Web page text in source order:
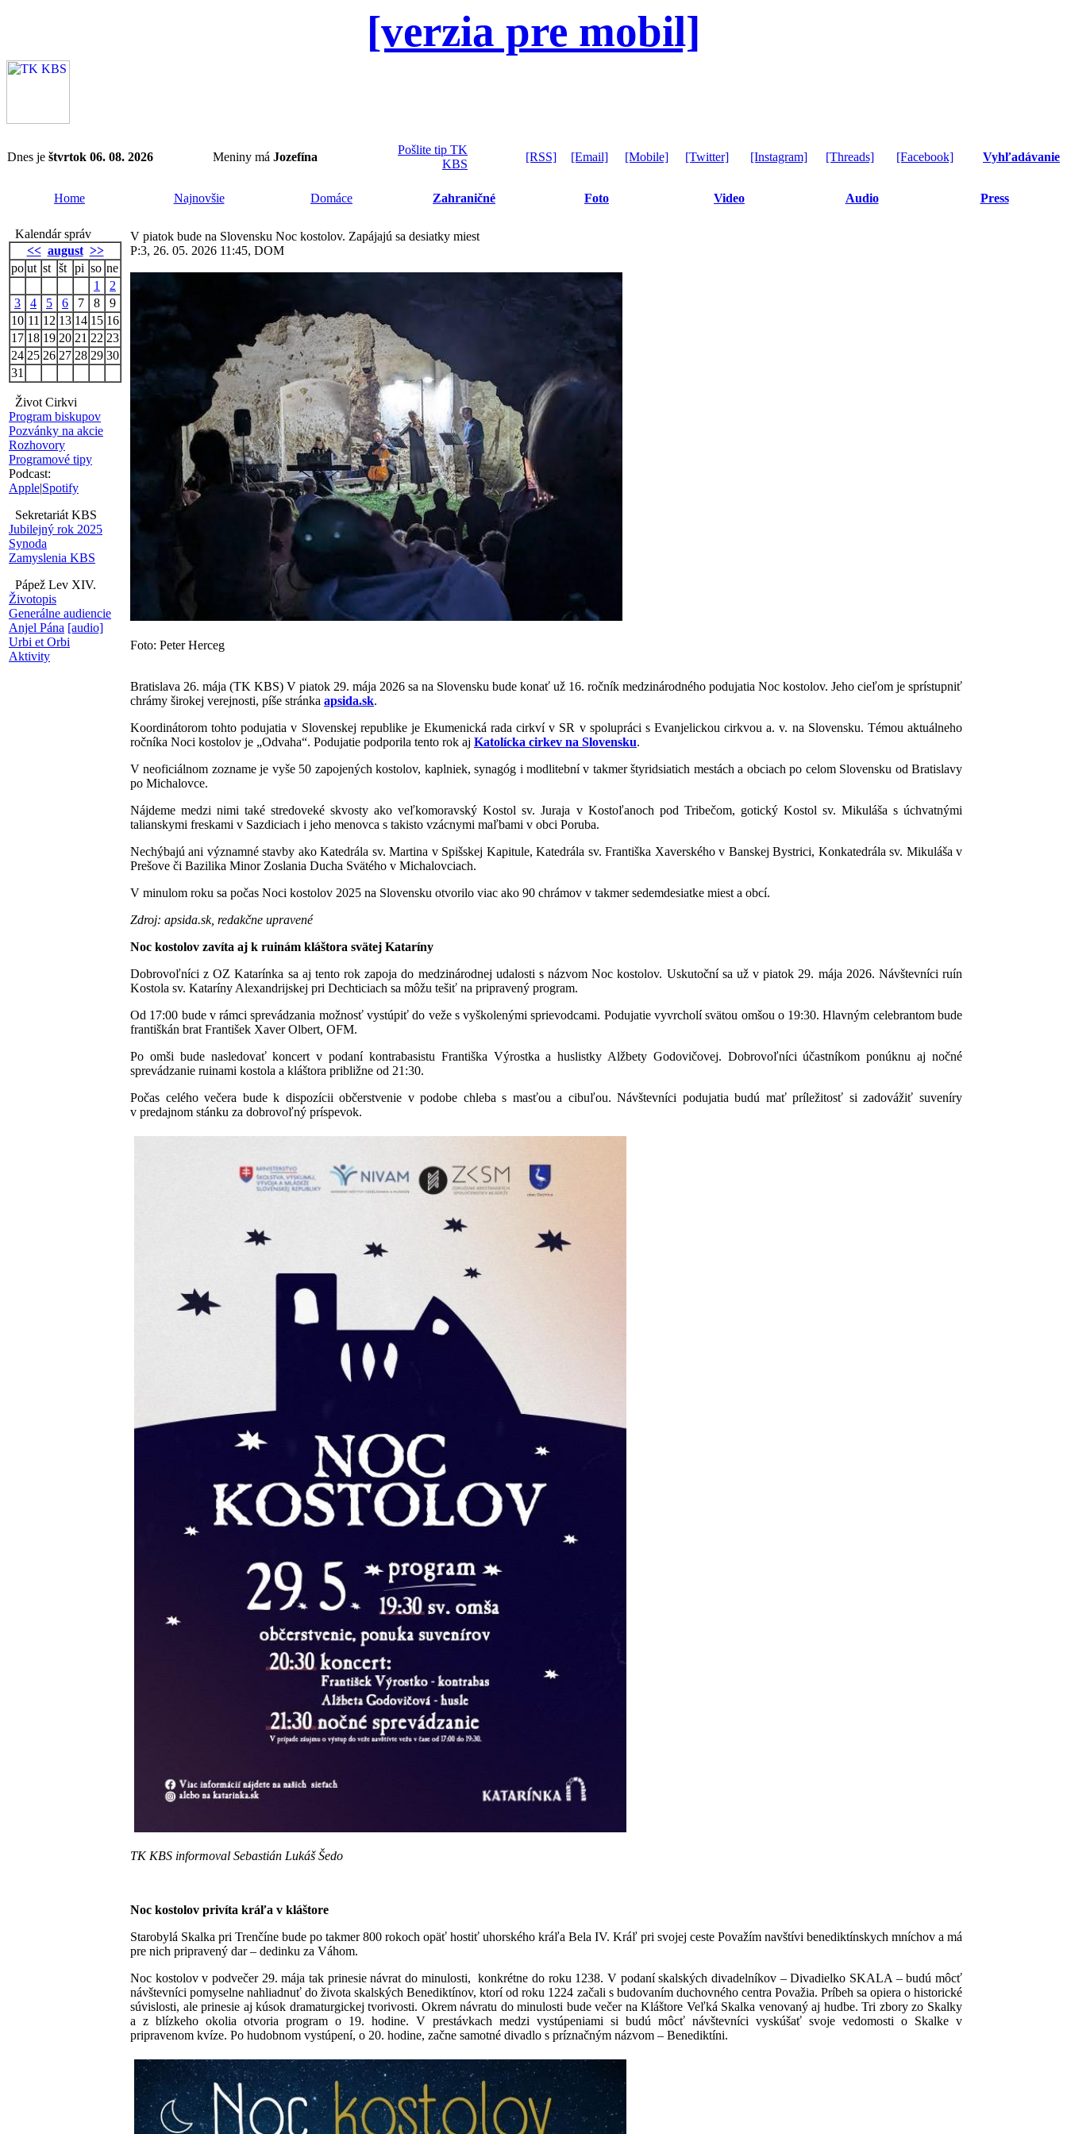
[verzia pre mobil]
Dnes je štvrtok 06. 08. 2026 Meniny má Jozefína
Pošlite tip TK
KBS
[RSS] [Email] [Mobile] [Twitter] [Instagram] [Threads] [Facebook] Vyhľadávanie
Home Najnovšie Domáce Zahraničné Foto Video Audio Press
Kalendár správ
<< august >>
po ut st št pi so ne
1
2
3
4 5 6 7 8
9
10 11 12 13 14 15 16
17 18 19 20 21 22 23
24 25 26 27 28 29 30
31
Život Cirkvi
Program biskupov
Pozvánky na akcie
Rozhovory
Programové tipy
Podcast:
Apple|Spotify
Sekretariát KBS
Jubilejný rok 2025
Synoda
Zamyslenia KBS
Pápež Lev XIV.
Životopis
Generálne audiencie
Anjel Pána [audio]
Urbi et Orbi
Aktivity
V piatok bude na Slovensku Noc kostolov. Zapájajú sa desiatky miest
P:3, 26. 05. 2026 11:45, DOM
Foto: Peter Herceg
Bratislava 26. mája (TK KBS) V piatok 29. mája 2026 sa na Slovensku bude konať už 16. ročník medzinárodného podujatia Noc kostolov. Jeho cieľom je sprístupniť
chrámy širokej verejnosti, píše stránka apsida.sk.
Koordinátorom tohto podujatia v Slovenskej republike je Ekumenická rada cirkví v SR v spolupráci s Evanjelickou cirkvou a. v. na Slovensku. Témou aktuálneho
ročníka Noci kostolov je „Odvaha“. Podujatie podporila tento rok aj Katolícka cirkev na Slovensku.
V neoficiálnom zozname je vyše 50 zapojených kostolov, kaplniek, synagóg i modlitební v takmer štyridsiatich mestách a obciach po celom Slovensku od Bratislavy
po Michalovce.
Nájdeme medzi nimi také stredoveké skvosty ako veľkomoravský Kostol sv. Juraja v Kostoľanoch pod Tribečom, gotický Kostol sv. Mikuláša s úchvatnými
talianskymi freskami v Sazdiciach i jeho menovca s takisto vzácnymi maľbami v obci Poruba.
Nechýbajú ani významné stavby ako Katedrála sv. Martina v Spišskej Kapitule, Katedrála sv. Františka Xaverského v Banskej Bystrici, Konkatedrála sv. Mikuláša v
Prešove či Bazilika Minor Zoslania Ducha Svätého v Michalovciach.
V minulom roku sa počas Noci kostolov 2025 na Slovensku otvorilo viac ako 90 chrámov v takmer sedemdesiatke miest a obcí.
Zdroj: apsida.sk, redakčne upravené
Noc kostolov zavíta aj k ruinám kláštora svätej Kataríny
Dobrovoľníci z OZ Katarínka sa aj tento rok zapoja do medzinárodnej udalosti s názvom Noc kostolov. Uskutoční sa už v piatok 29. mája 2026. Návštevníci ruín
Kostola sv. Kataríny Alexandrijskej pri Dechticiach sa môžu tešiť na pripravený program.
Od 17:00 bude v rámci sprevádzania možnosť vystúpiť do veže s vyškolenými sprievodcami. Podujatie vyvrcholí svätou omšou o 19:30. Hlavným celebrantom bude
františkán brat František Xaver Olbert, OFM.
Po omši bude nasledovať koncert v podaní kontrabasistu Františka Výrostka a huslistky Alžbety Godovičovej. Dobrovoľníci účastníkom ponúknu aj nočné
sprevádzanie ruinami kostola a kláštora približne od 21:30.
Počas celého večera bude k dispozícii občerstvenie v podobe chleba s masťou a cibuľou. Návštevníci podujatia budú mať príležitosť si zadovážiť suveníry
v predajnom stánku za dobrovoľný príspevok.
TK KBS informoval Sebastián Lukáš Šedo
Noc kostolov privíta kráľa v kláštore
Starobylá Skalka pri Trenčíne bude po takmer 800 rokoch opäť hostiť uhorského kráľa Bela IV. Kráľ pri svojej ceste Považím navštívi benediktínskych mníchov a má
pre nich pripravený dar – dedinku za Váhom.
Noc kostolov v podvečer 29. mája tak prinesie návrat do minulosti, konkrétne do roku 1238. V podaní skalských divadelníkov – Divadielko SKALA – budú môcť
návštevníci pomyselne nahliadnuť do života skalských Benediktínov, ktorí od roku 1224 začali s budovaním duchovného centra Považia. Príbeh sa opiera o historické
súvislosti, ale prinesie aj kúsok dramaturgickej tvorivosti. Okrem návratu do minulosti bude večer na Kláštore Veľká Skalka venovaný aj hudbe. Tri zbory zo Skalky
a z blízkeho okolia otvoria program o 19. hodine. V prestávkach medzi vystúpeniami si budú môcť návštevníci vyskúšať svoje vedomosti o Skalke v
pripravenom kvíze. Po hudobnom vystúpení, o 20. hodine, začne samotné divadlo s príznačným názvom – Benediktíni.